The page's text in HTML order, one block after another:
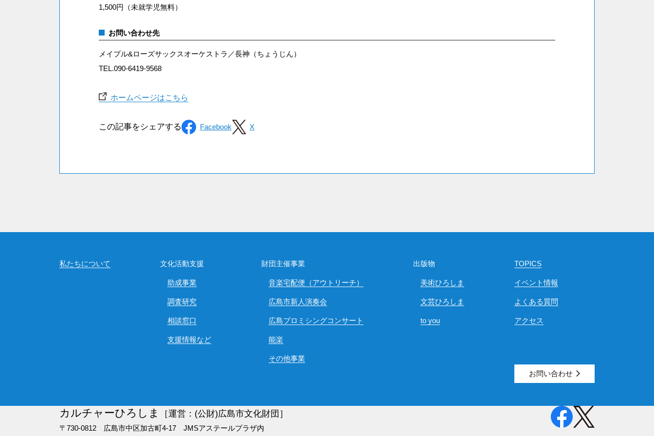
1,500円（未就学児無料）
お問い合わせ先
メイプル&ローズサックスオーケストラ／長神（ちょうじん）
TEL.090-6419-9568
ホームページはこちら
私たちについて 文化活動支援
助成事業
調査研究
相談窓口
支援情報など
財団主催事業
音楽宅配便（アウトリーチ）
広島市新人演奏会
広島プロミシングコンサート
能楽
その他事業
出版物
美術ひろしま
文芸ひろしま
to you
TOPICS
イベント情報
よくある質問
アクセス
お問い合わせ
カルチャーひろしま ［運営：(公財)広島市文化財団］
〒730-0812 広島市中区加古町4-17 JMSアステールプラザ内